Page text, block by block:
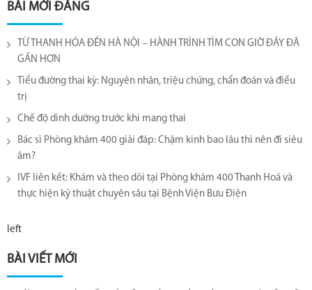
BÀI MỚI ĐĂNG
TỪ THANH HÓA ĐẾN HÀ NỘI – HÀNH TRÌNH TÌM CON GIỜ ĐÂY ĐÃ
GẦN HƠN
Tiểu đường thai kỳ: Nguyên nhân, triệu chứng, chẩn đoán và điều
trị
Chế độ dinh dưỡng trước khi mang thai
Bác sĩ Phòng khám 400 giải đáp: Chậm kinh bao lâu thì nên đi siêu
âm?
IVF liên kết: Khám và theo dõi tại Phòng khám 400 Thanh Hoá và
thực hiện kỹ thuật chuyên sâu tại Bệnh Viện Bưu Điện
left
BÀI VIẾT MỚI